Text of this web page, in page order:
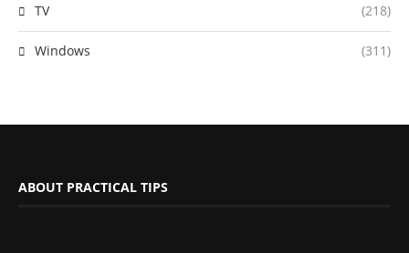
TV (218)
Windows (311)
ABOUT PRACTICAL TIPS